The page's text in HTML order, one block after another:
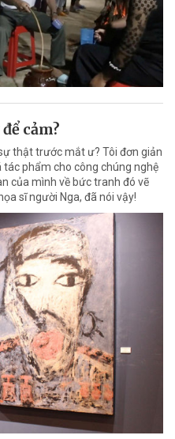
cảm?
thật trước mắt ư? Tôi đơn giản
phẩm cho công chúng nghệ
của mình về bức tranh đó vẽ
sĩ người Nga, đã nói vậy!